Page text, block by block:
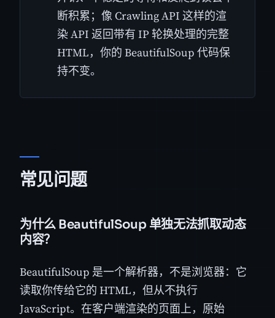
断积累；像 Crawling API 这样的渲
染 API 返回带有 IP 轮换处理的完整
HTML，你的 BeautifulSoup 代码保
持不变。
常见问题
为什么 BeautifulSoup 单独无法抓取动态
内容？
BeautifulSoup 是一个解析器，不是浏览器：它
读取你传给它的 HTML，但从不执行
JavaScript。在客户端渲染的页面上，原始